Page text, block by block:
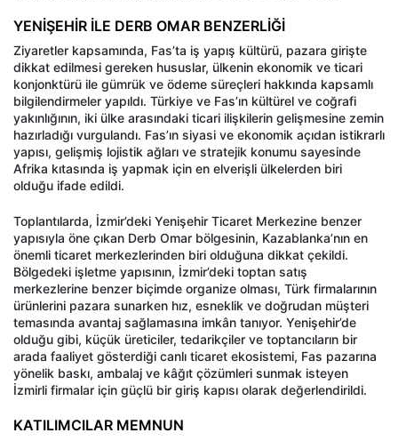
YENİŞEHİR İLE DERB OMAR BENZERLİĞİ
Ziyaretler kapsamında, Fas’ta iş yapış kültürü, pazara girişte
dikkat edilmesi gereken hususlar, ülkenin ekonomik ve ticari
konjonktürü ile gümrük ve ödeme süreçleri hakkında kapsamlı
bilgilendirmeler yapıldı. Türkiye ve Fas’ın kültürel ve coğrafi
yakınlığının, iki ülke arasındaki ticari ilişkilerin gelişmesine zemin
hazırladığı vurgulandı. Fas’ın siyasi ve ekonomik açıdan istikrarlı
yapısı, gelişmiş lojistik ağları ve stratejik konumu sayesinde
Afrika kıtasında iş yapmak için en elverişli ülkelerden biri
olduğu ifade edildi.
Toplantılarda, İzmir’deki Yenişehir Ticaret Merkezine benzer
yapısıyla öne çıkan Derb Omar bölgesinin, Kazablanka’nın en
önemli ticaret merkezlerinden biri olduğuna dikkat çekildi.
Bölgedeki işletme yapısının, İzmir’deki toptan satış
merkezlerine benzer biçimde organize olması, Türk firmalarının
ürünlerini pazara sunarken hız, esneklik ve doğrudan müşteri
temasında avantaj sağlamasına imkân tanıyor. Yenişehir’de
olduğu gibi, küçük üreticiler, tedarikçiler ve toptancıların bir
arada faaliyet gösterdiği canlı ticaret ekosistemi, Fas pazarına
yönelik baskı, ambalaj ve kâğıt çözümleri sunmak isteyen
İzmirli firmalar için güçlü bir giriş kapısı olarak değerlendirildi.
KATILIMCILAR MEMNUN